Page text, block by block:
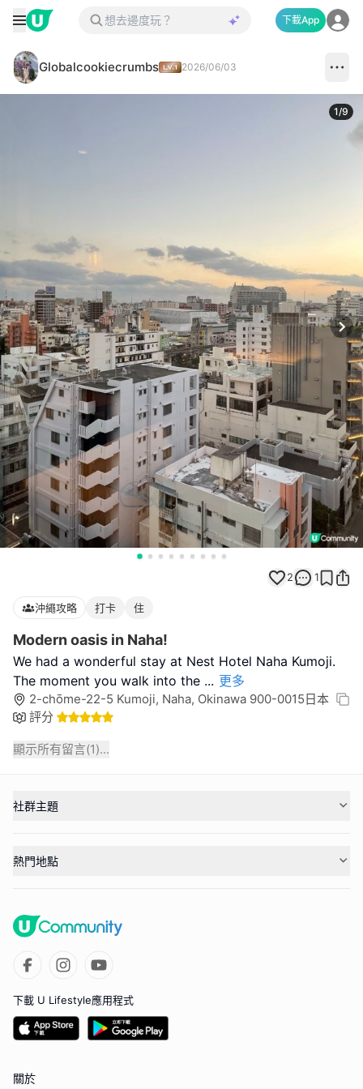
下載App
Globalcookiecrumbs 2026/06/03
1/9
2 1
沖繩攻略 打卡 住
Modern oasis in Naha!
We had a wonderful stay at Nest Hotel Naha Kumoji.
The moment you walk into the ... 更多
2-chōme-22-5 Kumoji, Naha, Okinawa 900-0015日本
評分
顯示所有留言(1)...
社群主題
熱門地點
下載 U Lifestyle應用程式
關於